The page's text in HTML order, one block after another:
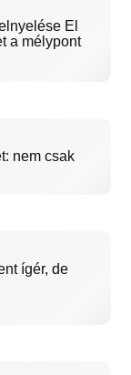
El
a mélypont
nem csak
ígér, de